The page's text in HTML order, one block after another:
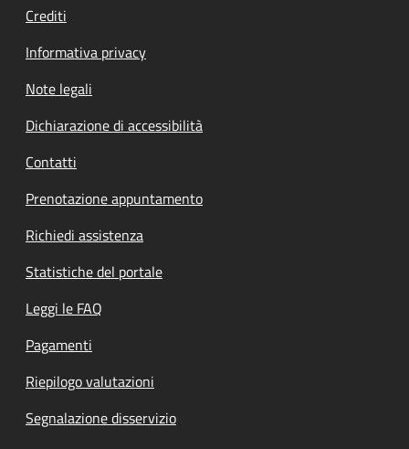
Crediti
Informativa privacy
Note legali
Dichiarazione di accessibilità
Contatti
Prenotazione appuntamento
Richiedi assistenza
Statistiche del portale
Leggi le FAQ
Pagamenti
Riepilogo valutazioni
Segnalazione disservizio